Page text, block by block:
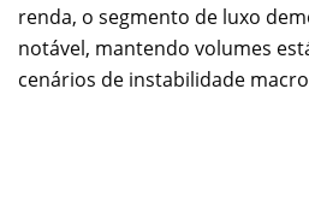
renda, o segmento de luxo
notável, mantendo volumes
cenários de instabilidade